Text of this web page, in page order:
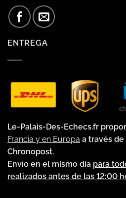
ENTREGA
Le-Palais-Des-Echecs.fr
Francia y en Europa a través
Chronopost.
Envío en el mismo día para
realizados antes de las 12:00